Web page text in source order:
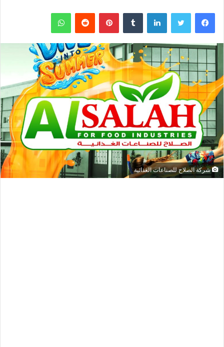
فيسبوك تويتر لينكدإن بينتيريست واتساب
شركة الصلاح للصناعات الغذائية